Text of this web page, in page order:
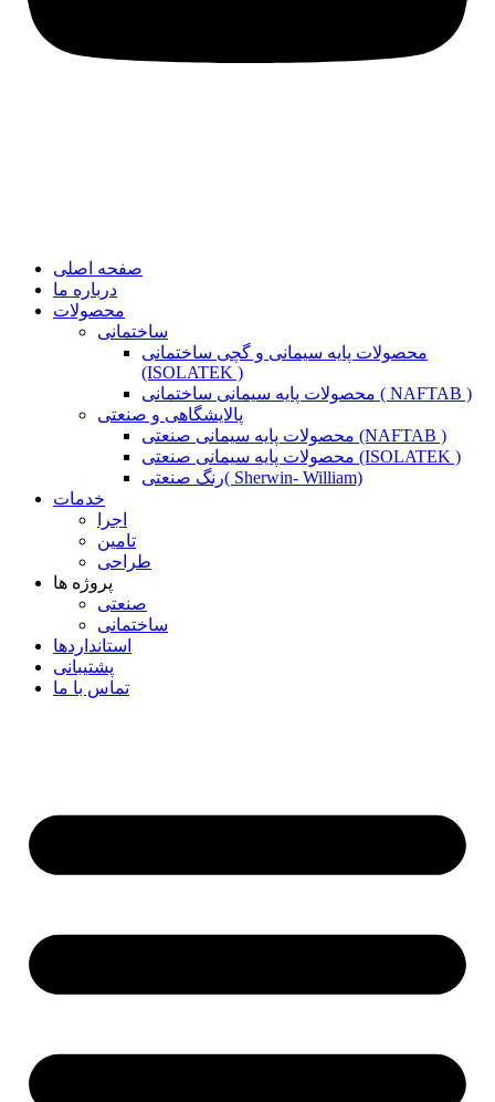
صفحه اصلی
درباره ما
محصولات
ساختمانی
محصولات پایه سیمانی و گچی ساختمانی
(ISOLATEK )
محصولات پایه سیمانی ساختمانی ( NAFTAB )
پالایشگاهی و صنعتی
محصولات پایه سیمانی صنعتی (NAFTAB )
محصولات پایه سیمانی صنعتی (ISOLATEK )
رنگ صنعتی( Sherwin- William)
خدمات
اجرا
تامین
طراحی
پروژه ها
صنعتی
ساختمانی
استانداردها
پشتیبانی
تماس با ما